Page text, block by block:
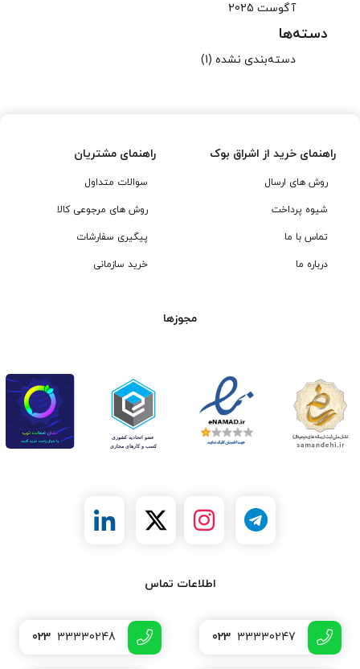
آگوست 2025
دسته‌ها
دسته‌بندی نشده (1)
راهنمای خرید از اشراق بوک
روش های ارسال
شیوه پرداخت
تماس با ما
درباره ما
راهنمای مشتریان
سوالات متداول
روش های مرجوعی کالا
پیگیری سفارشات
خرید سازمانی
مجوزها
اطلاعات تماس
023 33330247
023 33330248